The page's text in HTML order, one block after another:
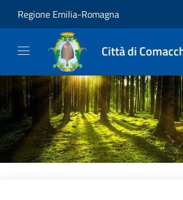
Regione Emilia-Romagna
Città di